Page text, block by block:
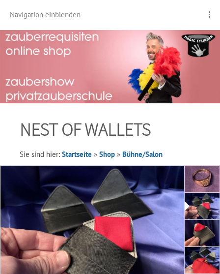
Navigation einblenden
NEST OF WALLETS
Sie sind hier: Startseite » Shop » Bühne/Salon